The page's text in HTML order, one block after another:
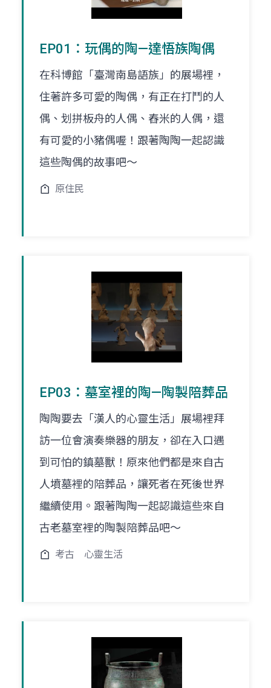
EP01：玩偶的陶—達悟族陶偶
在科博館「臺灣南島語族」的展場裡，
住著許多可愛的陶偶，有正在打鬥的人
偶、划拼板舟的人偶、舂米的人偶，還
有可愛的小豬偶喔！跟著陶陶一起認識
這些陶偶的故事吧～
原住民
EP03：墓室裡的陶—陶製陪葬品
陶陶要去「漢人的心靈生活」展場裡拜
訪一位會演奏樂器的朋友，卻在入口遇
到可怕的鎮墓獸！原來他們都是來自古
人墳墓裡的陪葬品，讓死者在死後世界
繼續使用。跟著陶陶一起認識這些來自
古老墓室裡的陶製陪葬品吧～
考古 心靈生活